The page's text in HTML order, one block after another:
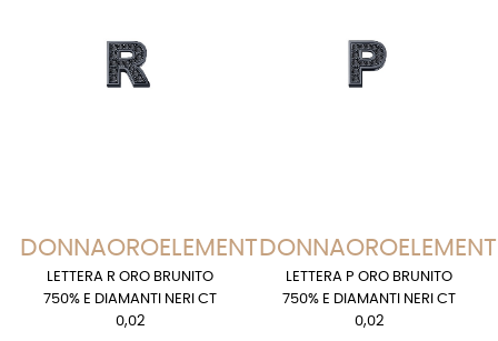
DONNAOROELEMENTS
LETTERA R ORO BRUNITO
750% E DIAMANTI NERI CT
0,02
LETTERA P ORO BRUNITO
750% E DIAMANTI NERI CT
0,02